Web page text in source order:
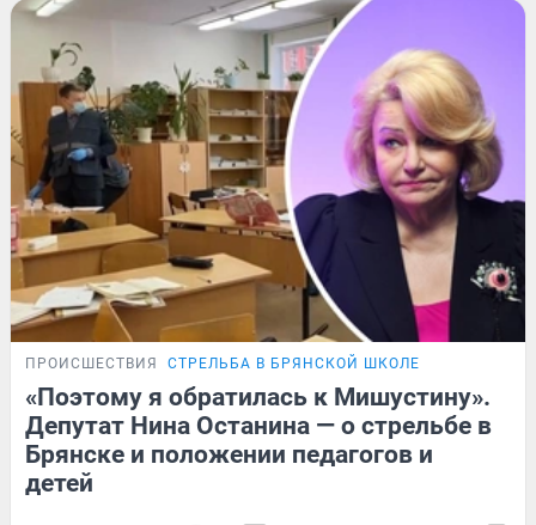
ПРОИСШЕСТВИЯ СТРЕЛЬБА В БРЯНСКОЙ ШКОЛЕ
«Поэтому я обратилась к Мишустину».
Депутат Нина Останина — о стрельбе в
Брянске и положении педагогов и
детей